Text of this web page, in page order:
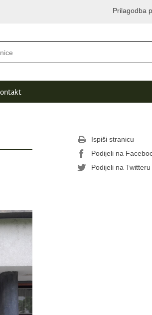
Prilagodba
Ispiši stranicu
Podijeli na
Podijeli na Twitteru